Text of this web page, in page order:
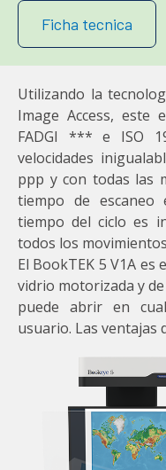
Ficha tecnica
Utilizando la
Image Access, este
FADGI *** e ISO
velocidades
ppp y con todas las
tiempo de escaneo
tiempo del ciclo es
todos los
El BookTEK 5 V1A
vidrio motorizada y
puede abrir en
usuario. Las ventajas